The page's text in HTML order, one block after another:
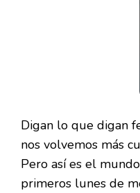
Digan lo que digan
nos volvemos más
Pero así es el
primeros lunes de